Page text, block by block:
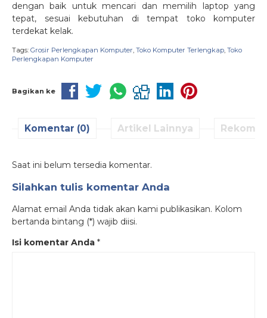
dengan baik untuk mencari dan memilih laptop yang
tepat, sesuai kebutuhan di tempat toko komputer
terdekat kelak.
Tags: Grosir Perlengkapan Komputer, Toko Komputer Terlengkap, Toko
Perlengkapan Komputer
Bagikan ke
Komentar (0) Artikel Lainnya
Saat ini belum tersedia komentar.
Silahkan tulis komentar Anda
Alamat email Anda tidak akan kami publikasikan. Kolom
bertanda bintang (*) wajib diisi.
Isi komentar Anda *